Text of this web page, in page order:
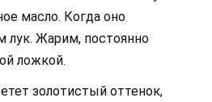
масло. Когда оно
лук. Жарим, постоянно
ложкой.
золотистый оттенок,